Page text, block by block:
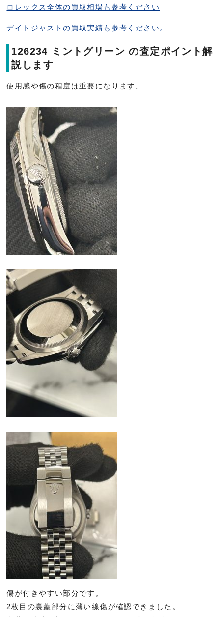
ロレックス全体の買取相場も参考ください
デイトジャストの買取実績も参考ください。
126234 ミントグリーン の査定ポイント解
説します
使用感や傷の程度は重要になります。
傷が付きやすい部分です。
2枚目の裏蓋部分に薄い線傷が確認できました。